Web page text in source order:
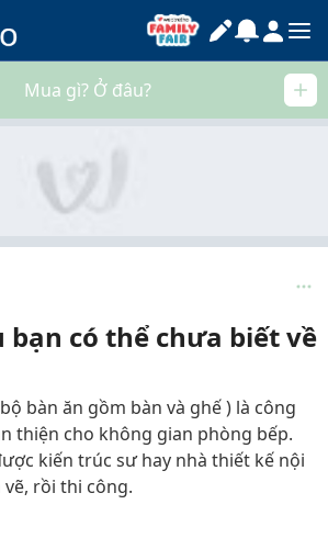
Mua gì? Ở đâu?
có thể chưa biết về
bàn ăn gồm bàn và ghế ) là công
thiện cho không gian phòng bếp.
kiến trúc sư hay nhà thiết kế nội
rồi thi công.